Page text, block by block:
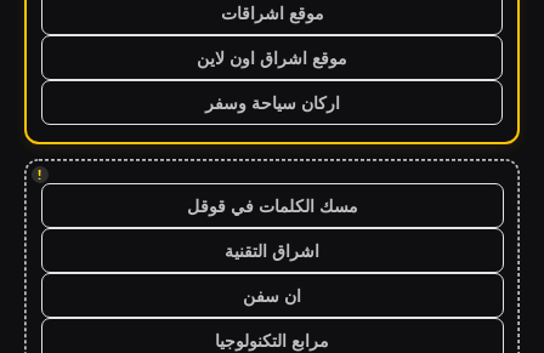
موقع اشراقات
موقع اشراق اون لاين
اركان سياحة وسفر
!
مسك الكلمات في قوقل
اشراق التقنية
ان سفن
مرابع التكنولوجيا